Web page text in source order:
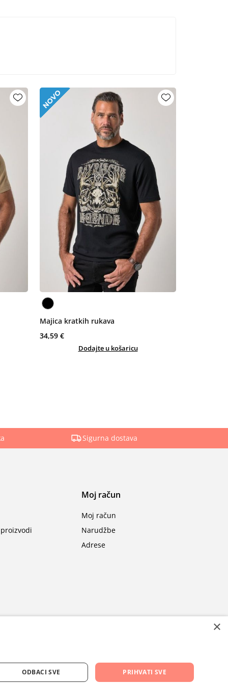
Majica kratkih rukava
34,59 €
Dodajte u košaricu
Sigurna dostava
Moj račun
Moj račun
Narudžbe
Adrese
×
PRIHVATI SVE
ODBACI SVE